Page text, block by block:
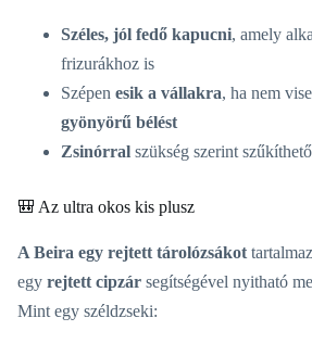
Széles, jól fedő kapucni, amely
frizurákhoz is
Szépen esik a vállakra, ha nem
gyönyörű bélést
Zsinórral szükség szerint
🎒 Az ultra okos kis plusz
A Beira egy rejtett tárolózsákot
egy rejtett cipzár segítségével nyitható
Mint egy széldzseki: